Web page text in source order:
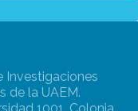
Investigaciones
de la UAEM.